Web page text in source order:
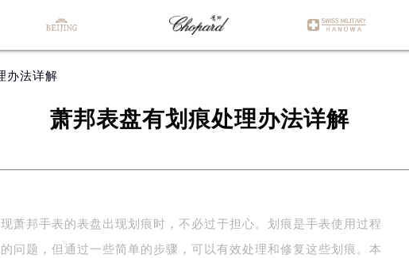
办法详解
萧邦表盘有划痕处理办法详解
萧邦手表的表盘出现划痕时，不必过于担心。划痕是手表使用过程
问题，但通过一些简单的步骤，可以有效处理和修复这些划痕。本